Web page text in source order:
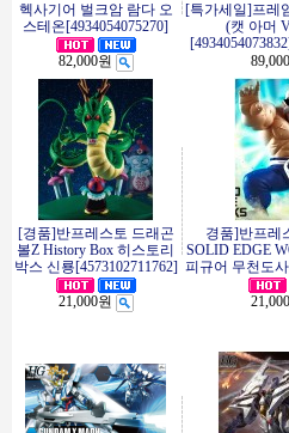
헥사기어 벌크암 람다 오
스테온[4934054075270]
82,000원
[특가세일]프레
(캣 아머
[경품]반프레스토 드래곤
볼Z History Box 히스토리
박스 신룡[4573102711762]
21,000원
경품]반프레
SOLID EDGE
피규어 무천도사